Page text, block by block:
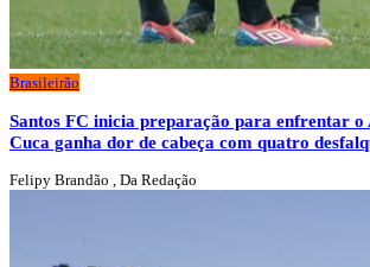
Brasileirão
Santos FC inicia preparação para enfrentar o
Cuca ganha dor de cabeça com quatro
Felipy Brandão , Da Redação